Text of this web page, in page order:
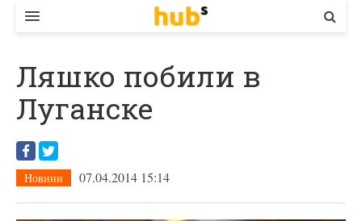
ЕКОНОМІКА
БІЗНЕС
СТАРТЕР
КОНТАКТИ
Ляшко побили в
Луганске
Новини 07.04.2014 15:14